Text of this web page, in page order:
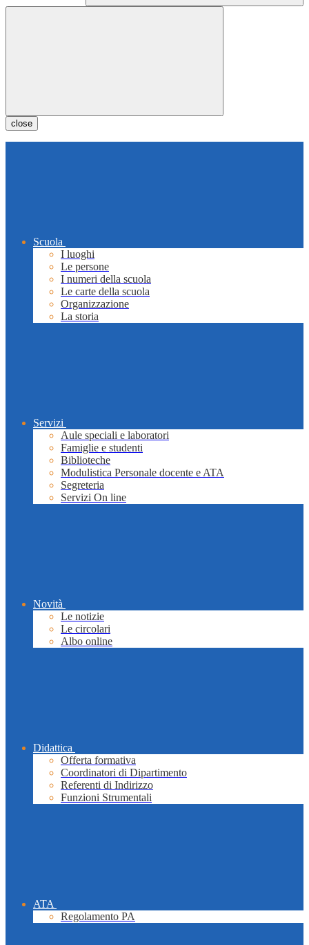
close
Scuola
I luoghi
Le persone
I numeri della scuola
Le carte della scuola
Organizzazione
La storia
Servizi
Aule speciali e laboratori
Famiglie e studenti
Biblioteche
Modulistica Personale docente e ATA
Segreteria
Servizi On line
Novità
Le notizie
Le circolari
Albo online
Didattica
Offerta formativa
Coordinatori di Dipartimento
Referenti di Indirizzo
Funzioni Strumentali
ATA
Regolamento PA